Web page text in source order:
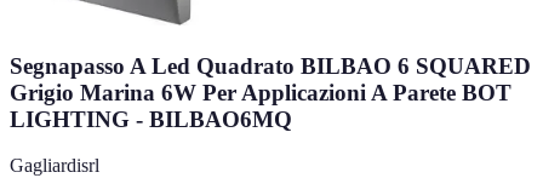
Segnapasso A Led Quadrato BILBAO 6 SQUARED
Grigio Marina 6W Per Applicazioni A Parete BOT
LIGHTING - BILBAO6MQ
Gagliardisrl